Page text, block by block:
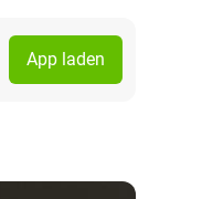
App laden